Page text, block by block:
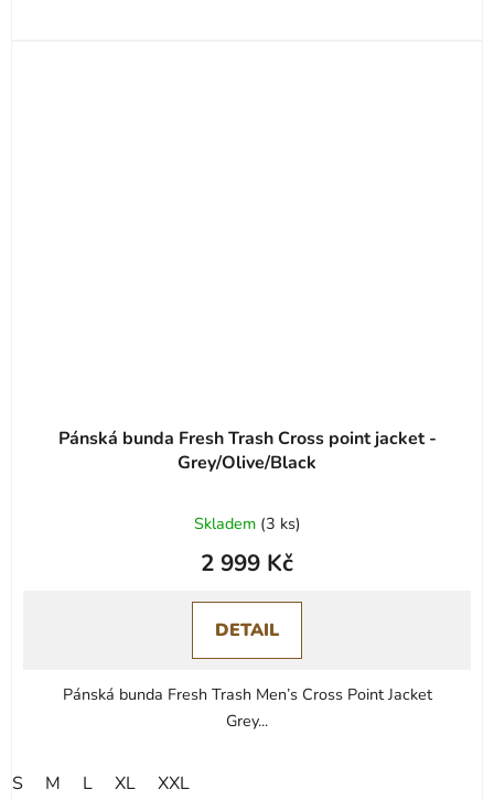
Pánská bunda Fresh Trash Cross point jacket -
Grey/Olive/Black
Skladem (3 ks)
2 999 Kč
DETAIL
Pánská bunda Fresh Trash Men’s Cross Point Jacket
Grey...
S M L XL XXL